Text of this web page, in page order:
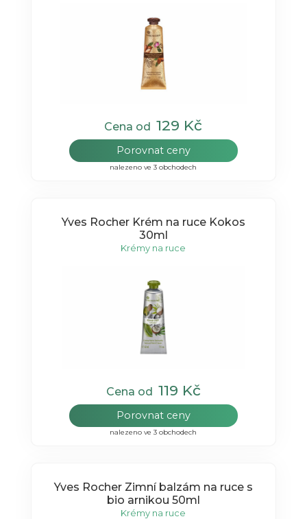
Cena od 129 Kč
Porovnat ceny
nalezeno ve 3 obchodech
Yves Rocher Krém na ruce Kokos
30ml
Krémy na ruce
Cena od 119 Kč
Porovnat ceny
nalezeno ve 3 obchodech
Yves Rocher Zimní balzám na ruce s
bio arnikou 50ml
Krémy na ruce